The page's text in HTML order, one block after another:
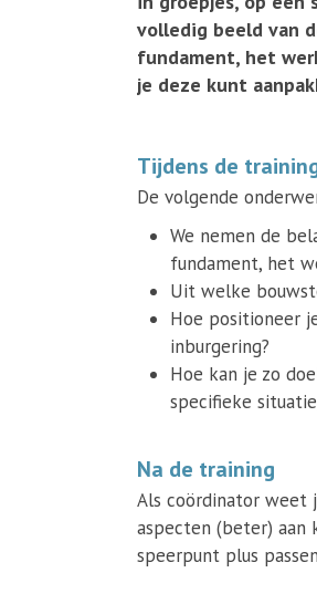
volledig beeld van
fundament, het
je deze kunt
Tijdens de
De volgende
We nemen de
fundament, het
Uit welke
Hoe positioneer
inburgering?
Hoe kan je zo
specifieke
Na de training
Als coördinator weet
aspecten (beter) aan
speerpunt plus